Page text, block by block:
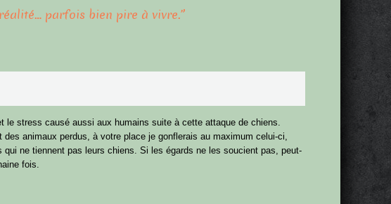
parfois bien pire à vivre.”
le stress causé aussi aux humains suite à cette attaque de chiens.
animaux perdus, à votre place je gonflerais au maximum celui-ci,
ne tiennent pas leurs chiens. Si les égards ne les soucient pas, peut-
fois.